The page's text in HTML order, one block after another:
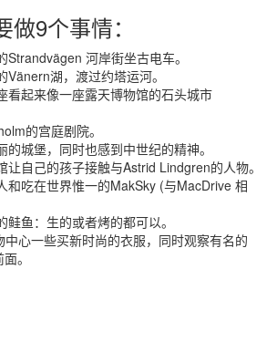
9个事情：
Strandvägen 河岸街坐古电车。
Vänern湖，渡过约塔运河。
看起来像一座露天博物馆的石头城市
的宫庭剧院。
的城堡，同时也感到中世纪的精神。
让自己的孩子接触与Astrid Lindgren的人物。
和吃在世界惟一的MakSky (与MacDrive 相
鲑鱼：生的或者烤的都可以。
心一些买新时尚的衣服，同时观察有名的
。